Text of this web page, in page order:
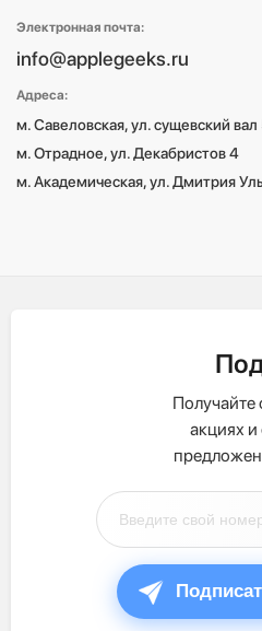
Электронная почта:
info@applegeeks.ru
Адреса:
м. Савеловская, ул. сущевский вал
м. Отрадное, ул. Декабристов 4
м. Академическая, ул. Дмитрия
акциях